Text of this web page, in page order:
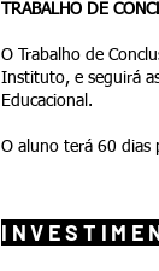
TRABALHO DE
O Trabalho de
Instituto, e seguirá
Educacional.
O aluno terá 60 dias